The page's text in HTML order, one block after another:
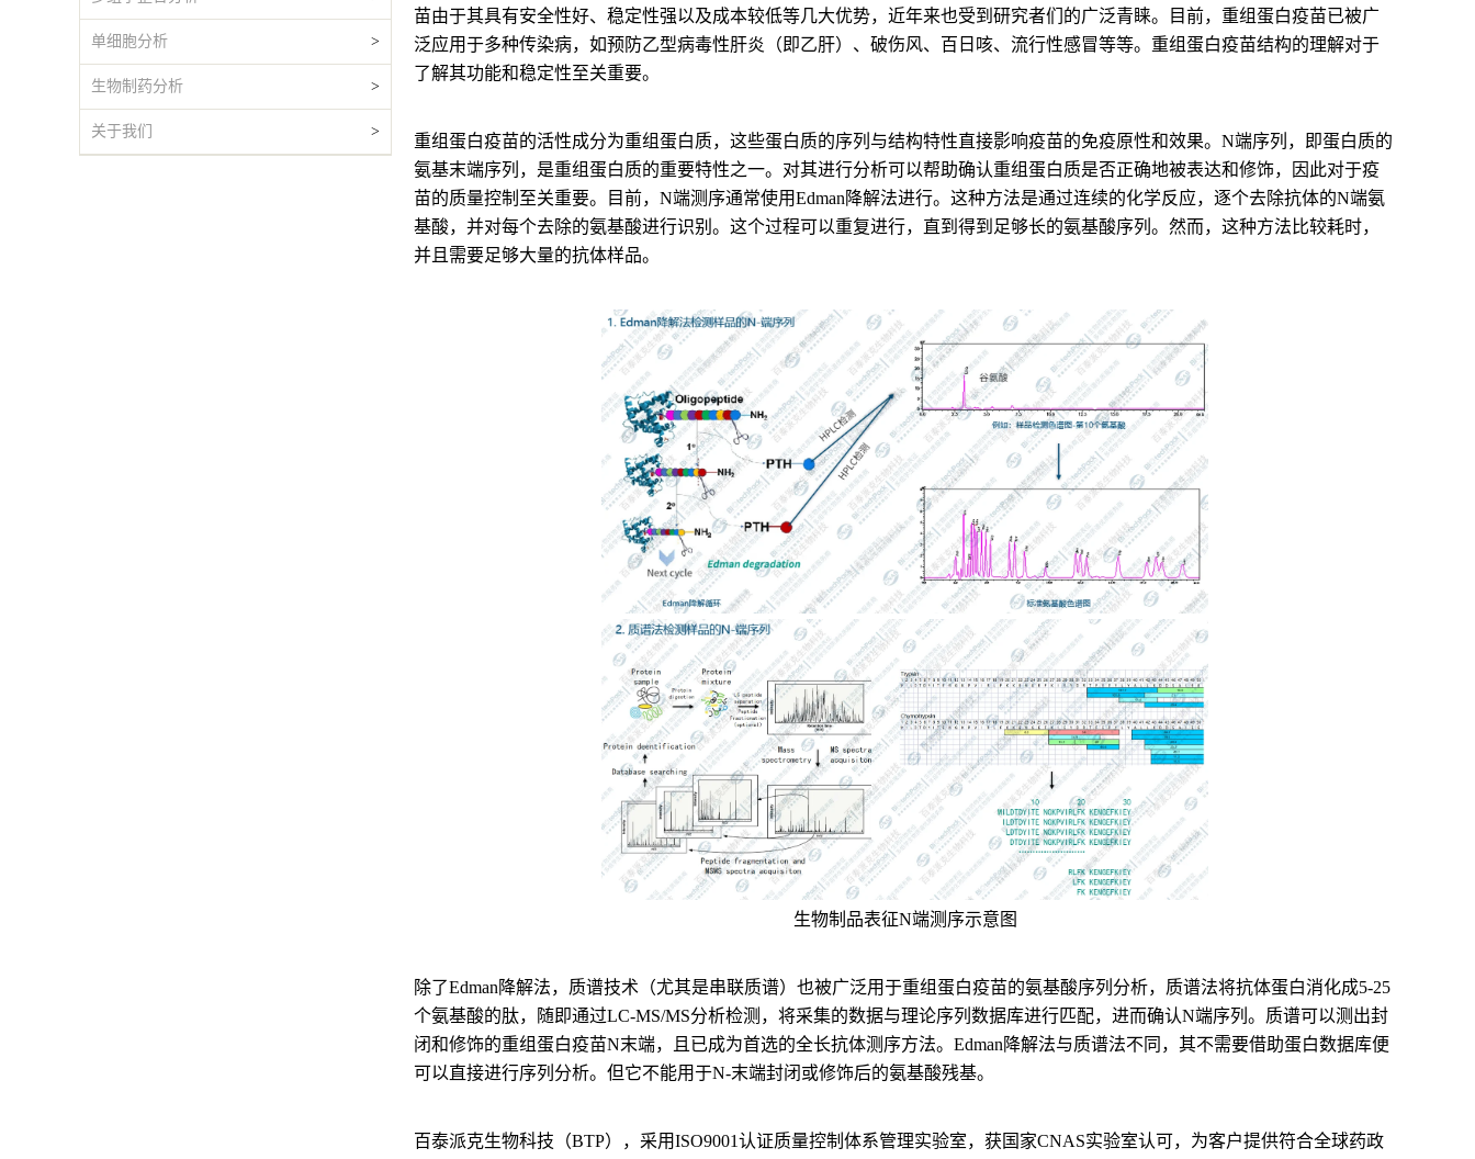
单细胞分析 >
生物制药分析 >
关于我们 >
苗由于其具有安全性好、稳定性强以及成本较低等几大优势，近年来也受到研究者们的广泛青睐。目前，重组蛋白疫苗已被广
泛应用于多种传染病，如预防乙型病毒性肝炎（即乙肝）、破伤风、百日咳、流行性感冒等等。重组蛋白疫苗结构的理解对于
了解其功能和稳定性至关重要。
重组蛋白疫苗的活性成分为重组蛋白质，这些蛋白质的序列与结构特性直接影响疫苗的免疫原性和效果。N端序列，即蛋白质的
氨基末端序列，是重组蛋白质的重要特性之一。对其进行分析可以帮助确认重组蛋白质是否正确地被表达和修饰，因此对于疫
苗的质量控制至关重要。目前，N端测序通常使用Edman降解法进行。这种方法是通过连续的化学反应，逐个去除抗体的N端氨
基酸，并对每个去除的氨基酸进行识别。这个过程可以重复进行，直到得到足够长的氨基酸序列。然而，这种方法比较耗时，
并且需要足够大量的抗体样品。
生物制品表征N端测序示意图
除了Edman降解法，质谱技术（尤其是串联质谱）也被广泛用于重组蛋白疫苗的氨基酸序列分析，质谱法将抗体蛋白消化成5-25
个氨基酸的肽，随即通过LC-MS/MS分析检测，将采集的数据与理论序列数据库进行匹配，进而确认N端序列。质谱可以测出封
闭和修饰的重组蛋白疫苗N末端，且已成为首选的全长抗体测序方法。Edman降解法与质谱法不同， 其不需要借助蛋白数据库便
可以直接进行序列分析。但它不能用于N-末端封闭或修饰后的氨基酸残基。
百泰派克生物科技（BTP），采用ISO9001认证质量控制体系管理实验室，获国家CNAS实验室认可，为客户提供符合全球药政